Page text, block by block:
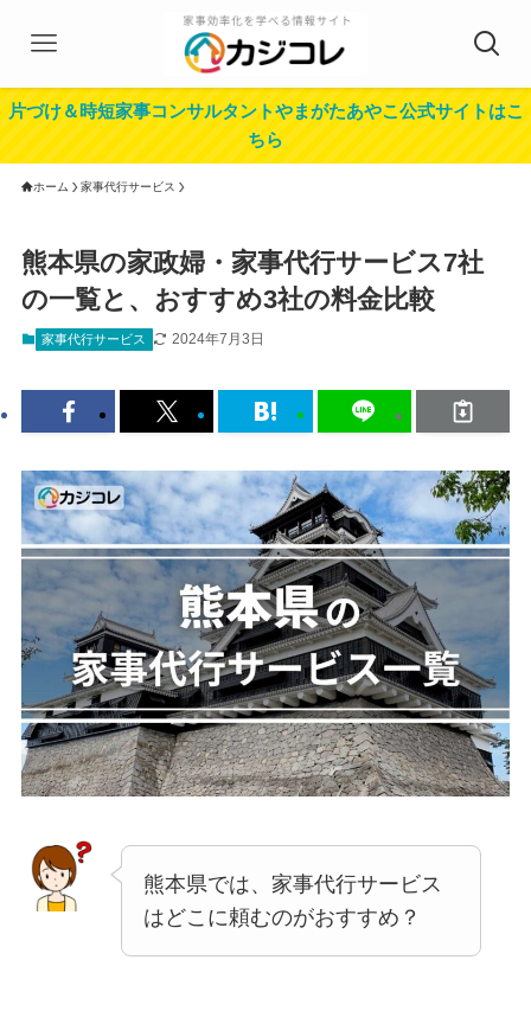
片づけ＆時短家事コンサルタントやまがたあやこ公式サイトはこ
ちら
ホーム 家事代行サービス
熊本県の家政婦・家事代行サービス7社
の一覧と、おすすめ3社の料金比較
家事代行サービス 2024年7月3日
熊本県では、家事代行サービス
はどこに頼むのがおすすめ？